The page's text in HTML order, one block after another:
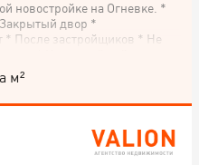
новостройке на Огневке. *
двор *
* После застройщиков * Не
доступности * Есть
м²